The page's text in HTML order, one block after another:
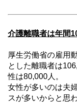
介護離職者は年間
厚生労働省の雇用
とした離職者は
性は80,000人。
女性が多いのは夫
スが多いからと思